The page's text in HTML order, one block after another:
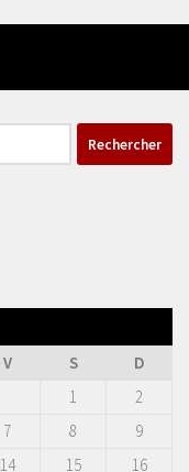
V S
D
1
2
7 8
9
14 15 16